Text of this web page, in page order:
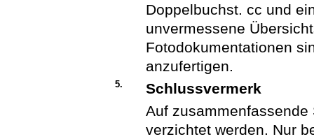
Doppelbuchst. cc und
unvermessene
Fotodokumentationen
anzufertigen.
5.
Schlussvermerk
Auf
verzichtet werden. Nur